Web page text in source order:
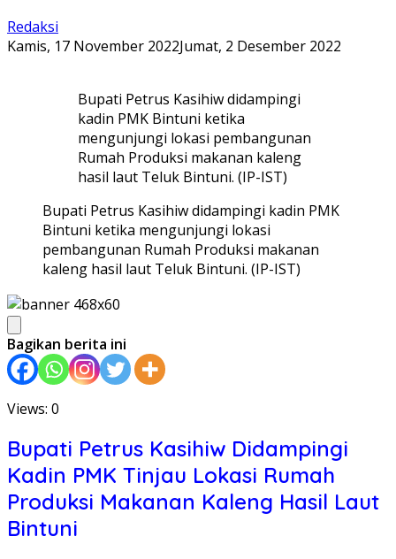
Redaksi
Kamis, 17 November 2022Jumat, 2 Desember 2022
Bupati Petrus Kasihiw didampingi
kadin PMK Bintuni ketika
mengunjungi lokasi pembangunan
Rumah Produksi makanan kaleng
hasil laut Teluk Bintuni. (IP-IST)
Bupati Petrus Kasihiw didampingi kadin PMK
Bintuni ketika mengunjungi lokasi
pembangunan Rumah Produksi makanan
kaleng hasil laut Teluk Bintuni. (IP-IST)
Bagikan berita ini
Views: 0
Bupati Petrus Kasihiw Didampingi
Kadin PMK Tinjau Lokasi Rumah
Produksi Makanan Kaleng Hasil Laut
Bintuni